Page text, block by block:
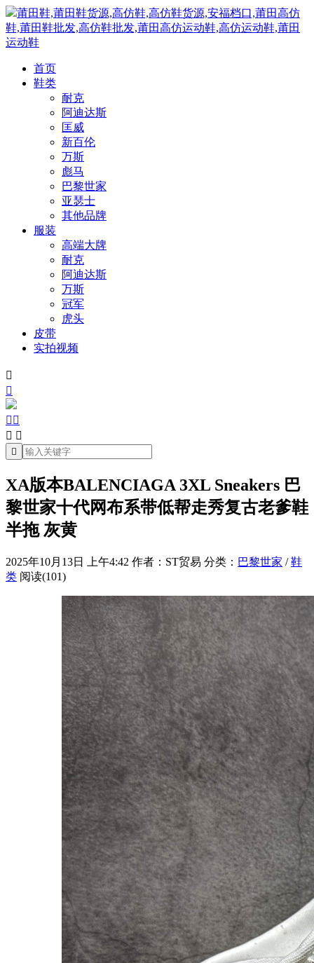
莆田鞋,莆田鞋货源,高仿鞋,高仿鞋货源,安福档口,莆田高仿
鞋,莆田鞋批发,高仿鞋批发,莆田高仿运动鞋,高仿运动鞋,莆田
运动鞋
首页
鞋类
耐克
阿迪达斯
匡威
新百伦
万斯
彪马
巴黎世家
亚瑟士
其他品牌
服装
高端大牌
耐克
阿迪达斯
万斯
冠军
虎头
皮带
实拍视频


 
 

XA版本BALENCIAGA 3XL Sneakers 巴
黎世家十代网布系带低帮走秀复古老爹鞋
半拖 灰黄
2025年10月13日 上午4:42 作者：ST贸易 分类： 巴黎世家 /鞋
类 阅读(101)